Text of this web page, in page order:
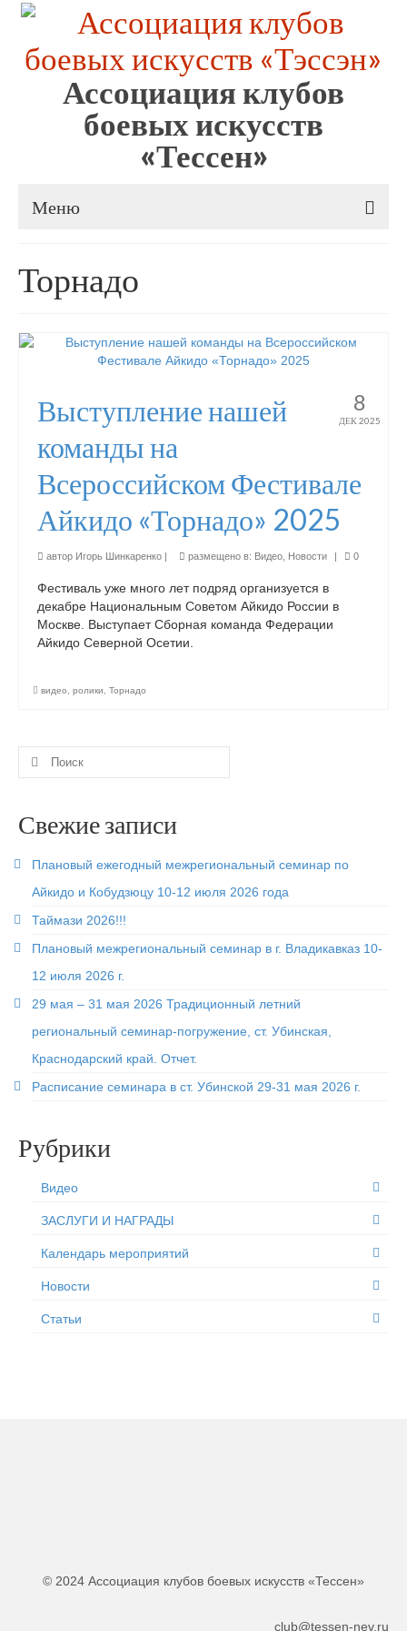
Ассоциация клубов
боевых искусств
«Тессен»
Меню
Новости
Фото
Видео
Наставники
Клубы
Тессен-Владикавказ
Тессен-Невинномысск
Тессен-Кропоткин
Тессен-Краснодар
Календарь мероприятий
Черные пояса
Торнадо
8
ДЕК 2025
Выступление нашей
команды на
Всероссийском Фестивале
Айкидо «Торнадо» 2025
автор Игорь Шинкаренко | размещено в: Видео Новости | 0
Фестиваль уже много лет подряд организуется в
декабре Национальным Советом Айкидо России в
Москве. Выступает Сборная команда Федерации
Айкидо Северной Осетии.
видео ролики Торнадо
Поиск:
Свежие записи
Плановый ежегодный межрегиональный семинар по
Айкидо и Кобудзюцу 10-12 июля 2026 года
Таймази 2026!!!
Плановый межрегиональный семинар в г. Владикавказ 10-
12 июля 2026 г.
29 мая – 31 мая 2026 Традиционный летний
региональный семинар-погружение, ст. Убинская,
Краснодарский край. Отчет.
Расписание семинара в ст. Убинской 29-31 мая 2026 г.
Рубрики
Видео
ЗАСЛУГИ И НАГРАДЫ
Календарь мероприятий
Новости
Статьи
© 2024 Ассоциация клубов боевых искусств «Тессен»
club@tessen-nev.ru